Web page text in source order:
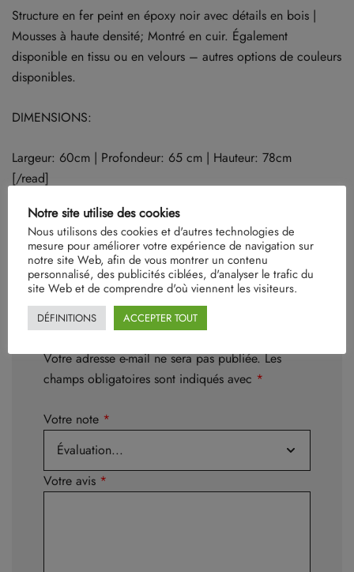
Structure en fer peint en époxy noir avec détails en bois |
Mousses à haute densité; Montré en cuir. Également
disponible en tissu ou en velours – autres options de couleurs
disponibles.
DIMENSIONS:
Largeur: 60cm | Profondeur: 65 cm | Hauteur: 78cm
[/read]
Il n’y a pas encore d’avis.
Votre adresse e-mail ne sera pas publiée. Les
champs obligatoires sont indiqués avec *
Votre note *
Votre avis *
Notre site utilise des cookies
Nous utilisons des cookies et d'autres technologies de
mesure pour améliorer votre expérience de navigation sur
notre site Web, afin de vous montrer un contenu
personnalisé, des publicités ciblées, d'analyser le trafic du
site Web et de comprendre d'où viennent les visiteurs.
DÉFINITIONS ACCEPTER TOUT